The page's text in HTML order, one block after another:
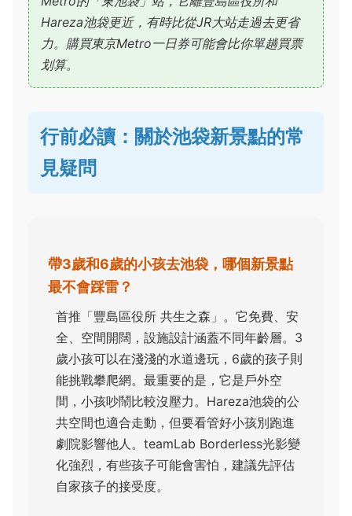
Hareza池袋更近，有時比從JR大站走過去更省
力。購買東京Metro一日券可能會比你單趟買票
划算。
行前必讀：關於池袋新景點的常
見疑問
帶3歲和6歲的小孩去池袋，哪個新景點
最不會踩雷？
首推「豐島區役所 共生之森」。它免費、安
全、空間開闊，設施設計涵蓋不同年齡層。3
歲小孩可以在淺淺的水道邊玩，6歲的孩子則
能挑戰攀爬網。最重要的是，它是戶外空
間，小孩吵鬧比較沒壓力。Hareza池袋的公
共空間也適合走動，但要看管好小孩別跑進
劇院影響他人。teamLab Borderless光影變
化強烈，有些孩子可能會害怕，建議先評估
自家孩子的接受度。